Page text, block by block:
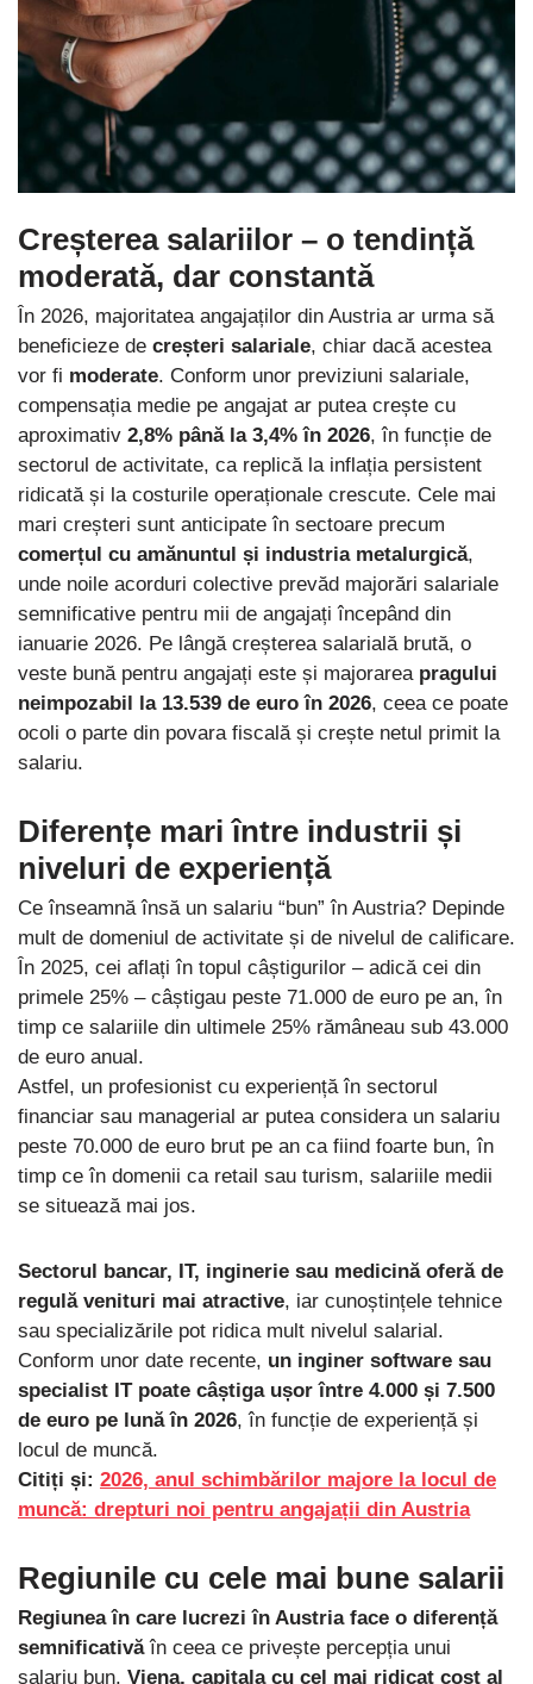
Creșterea salariilor – o tendință
moderată, dar constantă
În 2026, majoritatea angajaților din Austria ar urma să
beneficieze de creșteri salariale, chiar dacă acestea
vor fi moderate. Conform unor previziuni salariale,
compensația medie pe angajat ar putea crește cu
aproximativ 2,8% până la 3,4% în 2026, în funcție de
sectorul de activitate, ca replică la inflația persistent
ridicată și la costurile operaționale crescute. Cele mai
mari creșteri sunt anticipate în sectoare precum
comerțul cu amănuntul și industria metalurgică,
unde noile acorduri colective prevăd majorări salariale
semnificative pentru mii de angajați începând din
ianuarie 2026. Pe lângă creșterea salarială brută, o
veste bună pentru angajați este și majorarea pragului
neimpozabil la 13.539 de euro în 2026, ceea ce poate
ocoli o parte din povara fiscală și crește netul primit la
salariu.
Diferențe mari între industrii și
niveluri de experiență
Ce înseamnă însă un salariu “bun” în Austria? Depinde
mult de domeniul de activitate și de nivelul de calificare.
În 2025, cei aflați în topul câștigurilor – adică cei din
primele 25% – câștigau peste 71.000 de euro pe an, în
timp ce salariile din ultimele 25% rămâneau sub 43.000
de euro anual.
Astfel, un profesionist cu experiență în sectorul
financiar sau managerial ar putea considera un salariu
peste 70.000 de euro brut pe an ca fiind foarte bun, în
timp ce în domenii ca retail sau turism, salariile medii
se situează mai jos.
Sectorul bancar, IT, inginerie sau medicină oferă de
regulă venituri mai atractive, iar cunoștințele tehnice
sau specializările pot ridica mult nivelul salarial.
Conform unor date recente, un inginer software sau
specialist IT poate câștiga ușor între 4.000 și 7.500
de euro pe lună în 2026, în funcție de experiență și
locul de muncă.
Citiți și: 2026, anul schimbărilor majore la locul de
muncă: drepturi noi pentru angajații din Austria
Regiunile cu cele mai bune salarii
Regiunea în care lucrezi în Austria face o diferență
semnificativăîn ceea ce privește percepția unui
salariu bun. Viena, capitala cu cel mai ridicat cost al